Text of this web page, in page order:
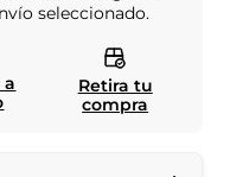
seleccionado.
a
Retira tu
compra